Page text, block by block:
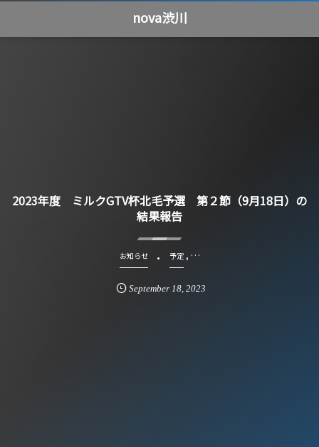
nova渋川
2023年度 ミルクGTV杯北毛予選 第２節（9月18日）の
結果報告
お知らせ 予定, …
September 18, 2023